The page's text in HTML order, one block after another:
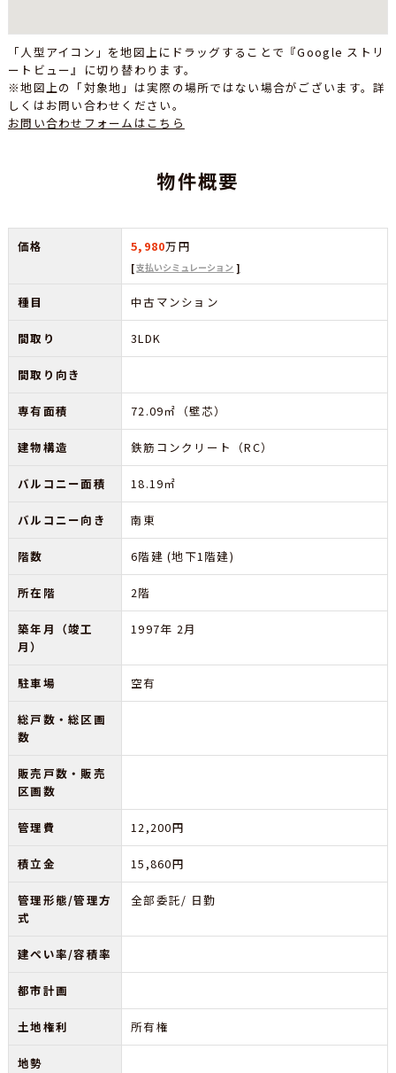
「人型アイコン」を地図上にドラッグすることで『Google ストリ
ートビュー』に切り替わります。
※地図上の「対象地」は実際の場所ではない場合がございます。詳
しくはお問い合わせください。
お問い合わせフォームはこちら
物件概要
価格 5,980万円
支払いシミュレーション
種目 中古マンション
間取り 3LDK
間取り向き
専有面積 72.09㎡（壁芯）
建物構造 鉄筋コンクリート（RC）
バルコニー面積 18.19㎡
バルコニー向き 南東
階数 6階建 (地下1階建)
所在階 2階
築年月（竣工
月）
1997年 2月
駐車場 空有
総戸数・総区画
数
販売戸数・販売
区画数
管理費 12,200円
積立金 15,860円
管理形態/管理方
式
全部委託/ 日勤
建ぺい率/容積率
都市計画
土地権利 所有権
地勢